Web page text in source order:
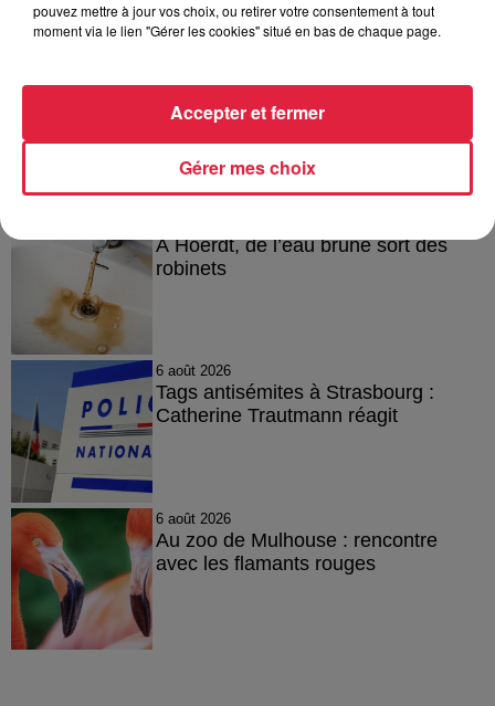
Publié : 19 juillet 2024 à 6h00 - Modifié : 30 octobre 2025 à
16h48 Tom Herga
À Hoerdt, de l’eau brune sort des
robinets
6 août 2026
Tags antisémites à Strasbourg :
Catherine Trautmann réagit
6 août 2026
Au zoo de Mulhouse : rencontre
avec les flamants rouges
pouvez mettre à jour vos choix, ou retirer votre consentement à tout
moment via le lien "Gérer les cookies" situé en bas de chaque page.
Gérer mes choix
Accepter et fermer